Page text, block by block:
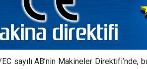
sayılı AB’nin Makineler Direktifi’nde,